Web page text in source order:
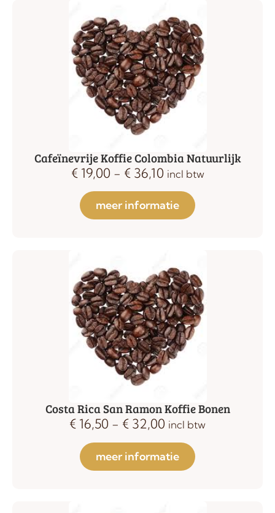
Cafeïnevrije Koffie Colombia Natuurlijk
€19,00 - €36,10 incl btw
meer informatie
Costa Rica San Ramon Koffie Bonen
€ 16,50 - € 32,00 incl btw
meer informatie